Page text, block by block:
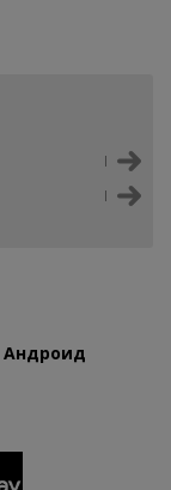
Андроид